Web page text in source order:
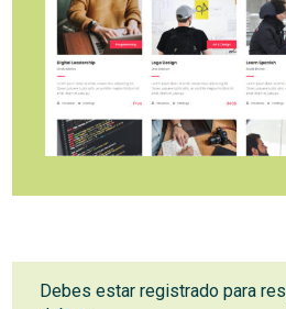
Debes estar registrado para